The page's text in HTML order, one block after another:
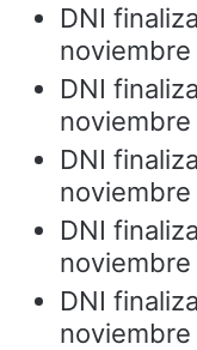
DNI
noviembre
DNI
noviembre
DNI
noviembre
DNI
noviembre
DNI
noviembre